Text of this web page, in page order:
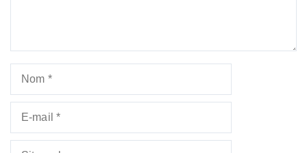
Nom
Site